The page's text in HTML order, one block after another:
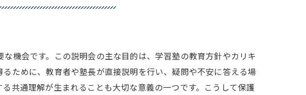
ポート内容
塾の特徴
を目指す
機会です。この説明会の主な目的は、学習塾の教育方針やカリキ
ために、教育者や塾長が直接説明を行い、疑問や不安に答える場
共通理解が生まれることも大切な意義の一つです。こうして保護